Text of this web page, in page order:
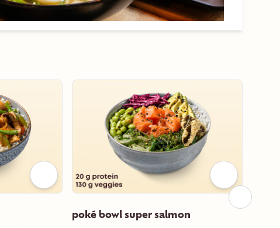
poké bowl super salmon